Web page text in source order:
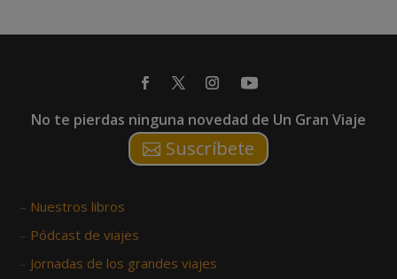
No te pierdas ninguna novedad de Un Gran Viaje
Suscríbete
– Nuestros libros
– Pódcast de viajes
– Jornadas de los grandes viajes